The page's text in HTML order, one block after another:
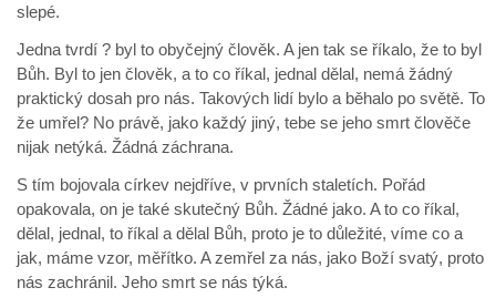
slepé.
Jedna tvrdí ? byl to obyčejný člověk. A jen tak se říkalo, že to byl
Bůh. Byl to jen člověk, a to co říkal, jednal dělal, nemá žádný
praktický dosah pro nás. Takových lidí bylo a běhalo po světě. To
že umřel? No právě, jako každý jiný, tebe se jeho smrt člověče
nijak netýká. Žádná záchrana.
S tím bojovala církev nejdříve, v prvních staletích. Pořád
opakovala, on je také skutečný Bůh. Žádné jako. A to co říkal,
dělal, jednal, to říkal a dělal Bůh, proto je to důležité, víme co a
jak, máme vzor, měřítko. A zemřel za nás, jako Boží svatý, proto
nás zachránil. Jeho smrt se nás týká.